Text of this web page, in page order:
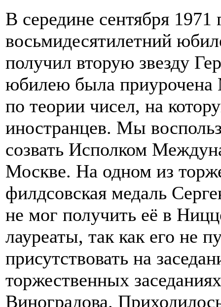
В середине сентября 1971
восьмидесятилетний
получил вторую звезду
юбилею была приурочена
по теории чисел, на
иностранцев. Мы
созвать Исполком
Москве. На одном из
филдсовская медаль
не мог получить её в
лауреаты, так как его не
присутствовать на
торжественных
Виноградова.